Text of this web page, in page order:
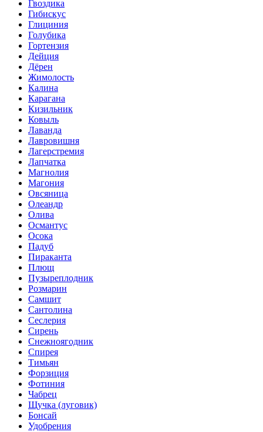
Гвоздика
Гибискус
Глициния
Голубика
Гортензия
Дейция
Дёрен
Жимолость
Калина
Карагана
Кизильник
Ковыль
Лаванда
Лавровишня
Лагерстремия
Лапчатка
Магнолия
Магония
Овсяница
Олеандр
Олива
Османтус
Осока
Падуб
Пираканта
Плющ
Пузыреплодник
Розмарин
Самшит
Сантолина
Сеслерия
Сирень
Снежноягодник
Спирея
Тимьян
Форзиция
Фотиния
Чабрец
Щучка (луговик)
Бонсай
Удобрения